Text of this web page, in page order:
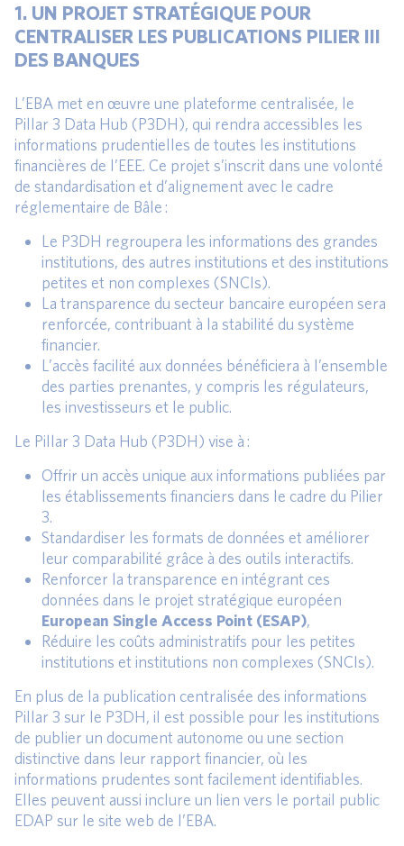
1. UN PROJET STRATÉGIQUE POUR
CENTRALISER LES PUBLICATIONS PILIER III
DES BANQUES
L’EBA met en œuvre une plateforme centralisée, le
Pillar 3 Data Hub (P3DH), qui rendra accessibles les
informations prudentielles de toutes les institutions
financières de l’EEE. Ce projet s’inscrit dans une volonté
de standardisation et d’alignement avec le cadre
réglementaire de Bâle :
Le P3DH regroupera les informations des grandes
institutions, des autres institutions et des institutions
petites et non complexes (SNCIs).
La transparence du secteur bancaire européen sera
renforcée, contribuant à la stabilité du système
financier.
L’accès facilité aux données bénéficiera à l’ensemble
des parties prenantes, y compris les régulateurs,
les investisseurs et le public.
Le Pillar 3 Data Hub (P3DH) vise à :
Offrir un accès unique aux informations publiées par
les établissements financiers dans le cadre du Pilier
3.
Standardiser les formats de données et améliorer
leur comparabilité grâce à des outils interactifs.
Renforcer la transparence en intégrant ces
données dans le projet stratégique européen
European Single Access Point (ESAP),
Réduire les coûts administratifs pour les petites
institutions et institutions non complexes (SNCIs).
En plus de la publication centralisée des informations
Pillar 3 sur le P3DH, il est possible pour les institutions
de publier un document autonome ou une section
distinctive dans leur rapport financier, où les
informations prudentes sont facilement identifiables.
Elles peuvent aussi inclure un lien vers le portail public
EDAP sur le site web de l’EBA.